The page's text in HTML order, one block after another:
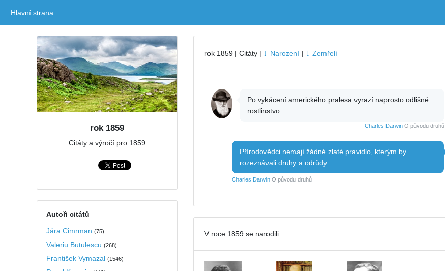
Hlavní strana
rok 1859
Citáty a výročí pro 1859
Autoři citátů
Jára Cimrman (75)
Valeriu Butulescu (268)
František Vymazal (1546)
rok 1859 | Citáty | ↓ Narození| ↓ Zemřelí
Po vykácení amerického pralesa vyrazí naprosto odlišné
rostlinstvo.
Charles DarwinO původu druhů
Přírodovědci nemají žádné zlaté pravidlo, kterým by
rozeznávali druhy a odrůdy.
Charles DarwinO původu druhů
V roce 1859 se narodili